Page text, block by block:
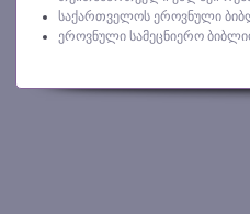
საქართველოს ეროვნული
ეროვნული სამეცნიერო